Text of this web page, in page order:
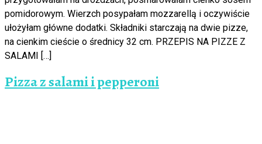
pomidorowym. Wierzch posypałam mozzarellą i oczywiście
ułożyłam główne dodatki. Składniki starczają na dwie pizze,
na cienkim cieście o średnicy 32 cm. PRZEPIS NA PIZZE Z
SALAMI […]
Pizza z salami i pepperoni